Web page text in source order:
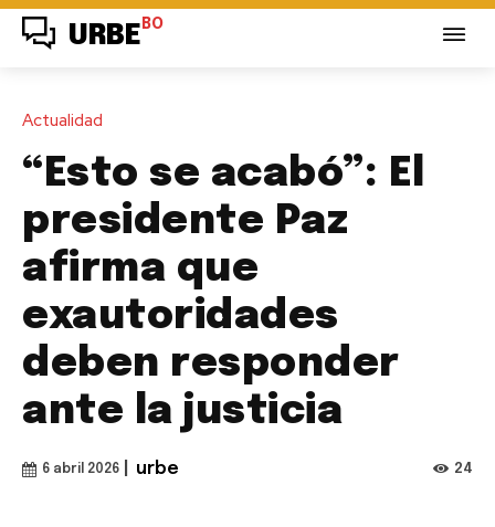
URBE BO
Actualidad
“Esto se acabó”: El
presidente Paz
afirma que
exautoridades
deben responder
ante la justicia
6 abril 2026 urbe 24